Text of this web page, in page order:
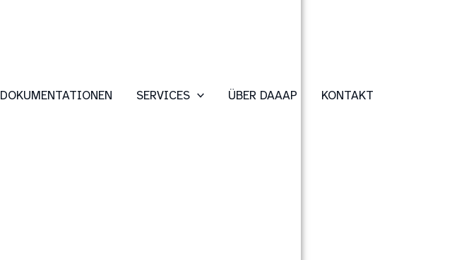
DOKUMENTATIONEN SERVICES ÜBER DAAAP KONTAKT